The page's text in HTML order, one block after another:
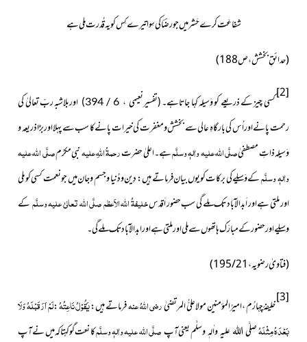
شفاعَت کرے حَشر میں جو رضؔا کی سِوا تیرے کِس کو یہ قُدرت مِلی ہے
(حدائقِ بخشش ، ص188)
[2] کسی چیز کے ذریعے کو وَسیلہ کہا جاتاہے۔(تفسیرنعیمی ، 6 / 394)
اوربلاشبہ ربّ تعالیٰ کی
رحمت پانےاور اُ س کی بارگاہِ عالی سے بخشش و مغفرت کی خیرات پانے کا سب سے پہلا اوربڑا ذریعہ و
وَسیلہ ذاتِ مصطفیٰصلَّی اللہ علیہ واٰلہٖ وسلَّمہے۔ اعلیٰ حضرترحمۃُ اللہِ علیہنبیِ مکرَّمصلَّی اللہ علیہ
واٰلہٖ وسلَّمکےوَسیلے کی برکات کو یوں بیان فرماتے ہیں : دِین ودُنیا و جسم و جان میں جو نعمت کسی کو ملی
اور ملتی ہے اور اَبدالآباد تک ملے گی سب حضور اَقدسخلیفۃُ اللہ الاَعظمصلَّی اللہ تعالیٰ علیہ وسلَّمکے
وسیلے اور حضور کے مبارَک ہاتھوں سے ملی اور ملتی ہے اور ابدالآباد تک ملے گی۔
(فتاویٰ رضویہ ، 21 / 195)
[3] خلیفۂ چہارُم ، امیرُالمؤمنین مولا علیُّ المرتضیٰرضی اللہُ عنہفرماتے ہیں :یَقُوْلُ نَاعِتُہُ:لَمْ اَرَ قَبْلَہُ وَلَا
بَعْدَہُ مِثْلَہُصلَّی اللہ علیہ واٰلہٖ وسلَّمیعنی آپصلَّی اللہ علیہ واٰلہٖ وسلَّمکا نعت گو کہتا کہ میں نے آپ